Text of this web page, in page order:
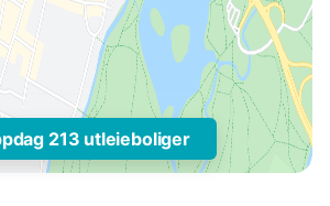
213 utleieboliger